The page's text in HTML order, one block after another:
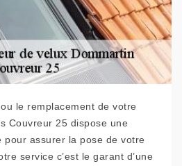
le remplacement de votre
Couvreur 25 dispose une
pour assurer la pose de votre
service c’est le garant d’une